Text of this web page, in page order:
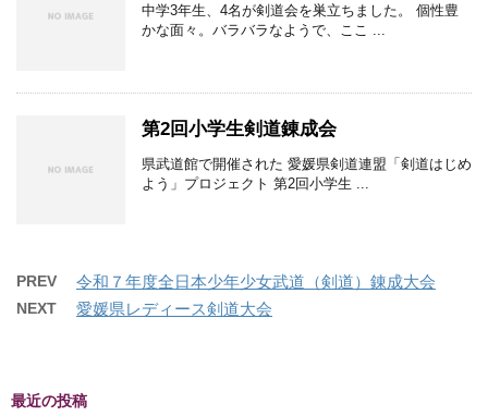
中学3年生、4名が剣道会を巣立ちました。 個性豊
かな面々。バラバラなようで、ここ ...
第2回小学生剣道錬成会
県武道館で開催された 愛媛県剣道連盟「剣道はじめ
よう」プロジェクト 第2回小学生 ...
PREV 令和７年度全日本少年少女武道（剣道）錬成大会
NEXT 愛媛県レディース剣道大会
最近の投稿